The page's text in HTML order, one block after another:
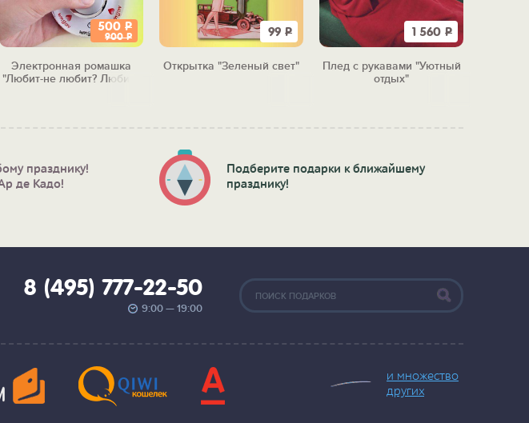
500 Р
900Р
Электронная ромашка
"Любит-не любит? Любит!"
99 Р
Открытка "Зеленый свет"
1 560 Р
Плед с рукавами "Уютный
отдых"
празднику!
де Кадо!
Подберите подарки к ближайшему
празднику!
8 (495) 777-22-50
9:00 — 19:00
и множество
других